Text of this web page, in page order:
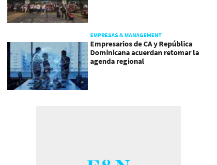
EMPRESAS & MANAGEMENT
Empresarios de CA y República
Dominicana acuerdan retomar la
agenda regional